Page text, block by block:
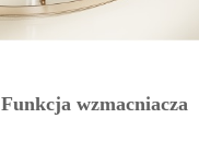
Funkcja wzmacniacza